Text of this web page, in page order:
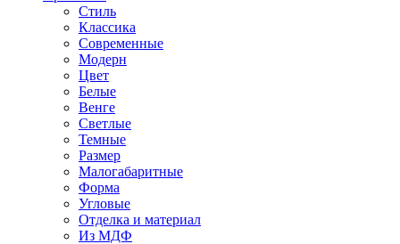
Стиль
Классика
Современные
Модерн
Цвет
Белые
Венге
Светлые
Темные
Размер
Малогабаритные
Форма
Угловые
Отделка и материал
Из МДФ